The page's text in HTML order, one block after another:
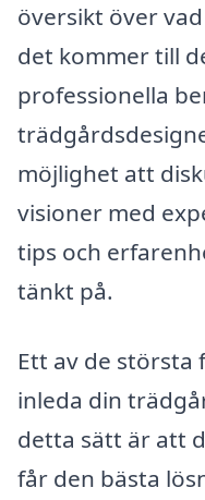
översikt över
det kommer till
professionella
möjlighet att
visioner med
tips och
tänkt på.
Ett av de
inleda din
detta sätt är att
får den bästa